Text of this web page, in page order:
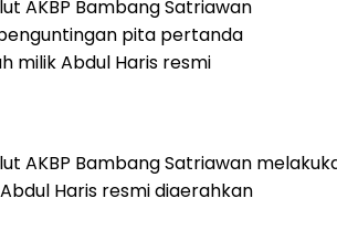
AKBP Bambang Satriawan
pita pertanda
milik Abdul Haris resmi
AKBP Bambang Satriawan
Haris resmi diaerahkan